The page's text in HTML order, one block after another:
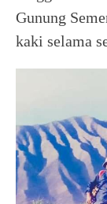
Gunung
kaki selama